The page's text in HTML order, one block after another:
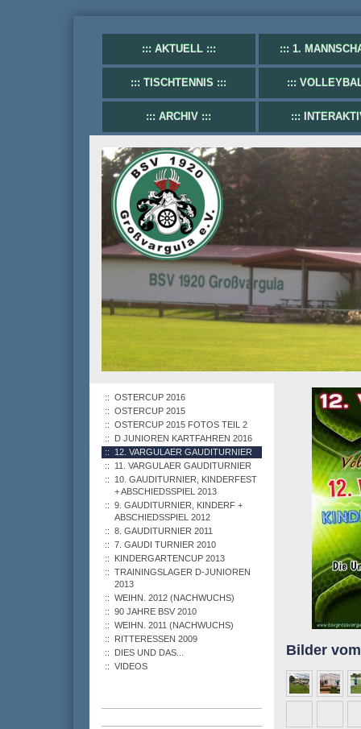
AKTUELL 1.
TISCHTENNIS
ARCHIV
Bilder
OSTERCUP 2016
OSTERCUP 2015
OSTERCUP 2015 FOTOS TEIL 2
D JUNIOREN KARTFAHREN 2016
12. VARGULAER GAUDITURNIER
11. VARGULAER GAUDITURNIER
10. GAUDITURNIER, KINDERFEST
+ ABSCHIEDSSPIEL 2013
9. GAUDITURNIER, KINDERF +
ABSCHIEDSSPIEL 2012
8. GAUDITURNIER 2011
7. GAUDI TURNIER 2010
KINDERGARTENCUP 2013
TRAININGSLAGER D-JUNIOREN
2013
WEIHN. 2012 (NACHWUCHS)
90 JAHRE BSV 2010
WEIHN. 2011 (NACHWUCHS)
RITTERESSEN 2009
DIES UND DAS...
VIDEOS